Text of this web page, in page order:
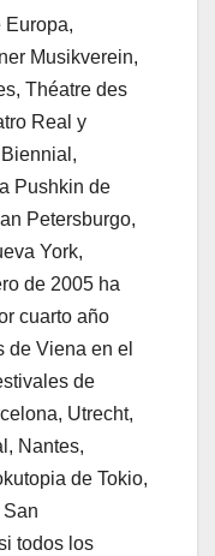
Europa,
Musikverein,
Théatre des
Real y
Pushkin de
Petersburgo,
York,
de 2005 ha
cuarto año
de Viena en el
de
Utrecht,
Nantes,
de Tokio,
todos los